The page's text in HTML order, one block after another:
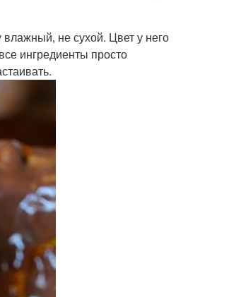
не сухой. Цвет у него
ингредиенты просто